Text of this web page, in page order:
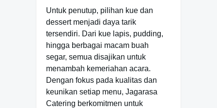
Untuk penutup, pilihan kue dan
dessert menjadi daya tarik
tersendiri. Dari kue lapis, pudding,
hingga berbagai macam buah
segar, semua disajikan untuk
menambah kemeriahan acara.
Dengan fokus pada kualitas dan
keunikan setiap menu, Jagarasa
Catering berkomitmen untuk